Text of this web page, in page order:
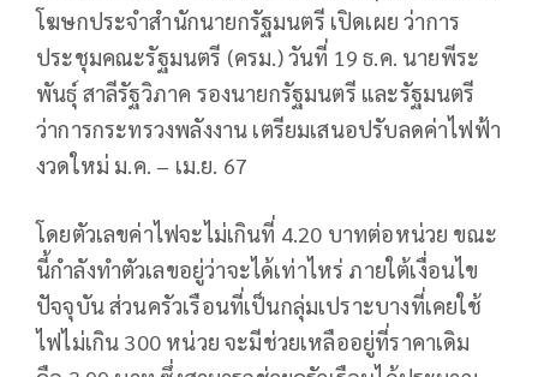
โฆษกประจำสำนักนายกรัฐมนตรี เปิดเผย ว่าการ
ประชุมคณะรัฐมนตรี (ครม.) วันที่ 19 ธ.ค. นายพีระ
พันธุ์ สาลีรัฐวิภาค รองนายกรัฐมนตรี และรัฐมนตรี
ว่าการกระทรวงพลังงาน เตรียมเสนอปรับลดค่าไฟฟ้า
งวดใหม่ ม.ค. – เม.ย. 67
โดยตัวเลขค่าไฟจะไม่เกินที่ 4.20 บาทต่อหน่วย ขณะ
นี้กำลังทำตัวเลขอยู่ว่าจะได้เท่าไหร่ ภายใต้เงื่อนไข
ปัจจุบัน ส่วนครัวเรือนที่เป็นกลุ่มเปราะบางที่เคยใช้
ไฟไม่เกิน 300 หน่วย จะมีช่วยเหลืออยู่ที่ราคาเดิม